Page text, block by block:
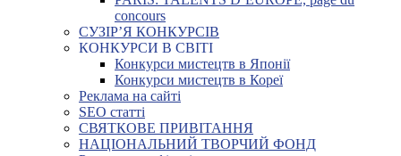
concours
СУЗІР’Я КОНКУРСІВ
КОНКУРСИ В СВІТІ
Конкурси мистецтв в Японії
Конкурси мистецтв в Кореї
Реклама на сайті
SEO статті
СВЯТКОВЕ ПРИВІТАННЯ
НАЦІОНАЛЬНИЙ ТВОРЧИЙ ФОНД